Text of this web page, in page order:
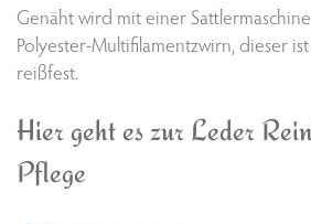
Genäht wird mit einer
Polyester-Multifilamentzwirn, dieser
reißfest.
Hier geht es zur Leder
Pflege